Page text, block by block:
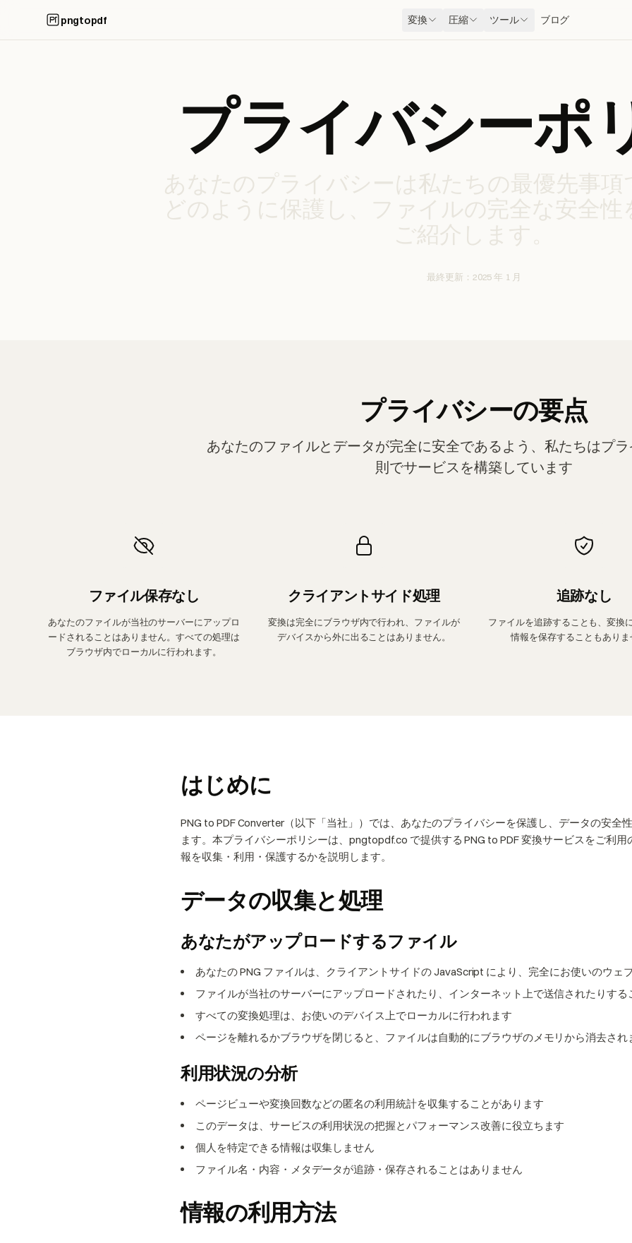
pngtopdf 変換 圧縮 ツール ブログ
プライバシーポ
あなたのプライバシーは私たちの最優先事項
どのように保護し、ファイルの完全な安全性
ご紹介します。
最終更新：2025 年 1 月
プライバシーの要点
あなたのファイルとデータが完全に安全であるよう、私たちはプ
則でサービスを構築しています
ファイル保存なし
あなたのファイルが当社のサーバーにアップロ
ードされることはありません。すべての処理は
ブラウザ内でローカルに行われます。
クライアントサイド処理
変換は完全にブラウザ内で行われ、ファイルが
デバイスから外に出ることはありません。
追跡なし
ファイルを追跡することも、変換
情報を保存することもありま
はじめに
PNG to PDF Converter（以下「当社」）では、あなたのプライバシーを保護し、データの安全
ます。本プライバシーポリシーは、pngtopdf.co で提供する PNG to PDF 変換サービスをご利
報を収集・利用・保護するかを説明します。
データの収集と処理
あなたがアップロードするファイル
あなたの PNG ファイルは、クライアントサイドの JavaScript により、完全にお使いのウェ
ファイルが当社のサーバーにアップロードされたり、インターネット上で送信されたりする
すべての変換処理は、お使いのデバイス上でローカルに行われます
ページを離れるかブラウザを閉じると、ファイルは自動的にブラウザのメモリから消去され
利用状況の分析
ページビューや変換回数などの匿名の利用統計を収集することがあります
このデータは、サービスの利用状況の把握とパフォーマンス改善に役立ちます
個人を特定できる情報は収集しません
ファイル名・内容・メタデータが追跡・保存されることはありません
情報の利用方法